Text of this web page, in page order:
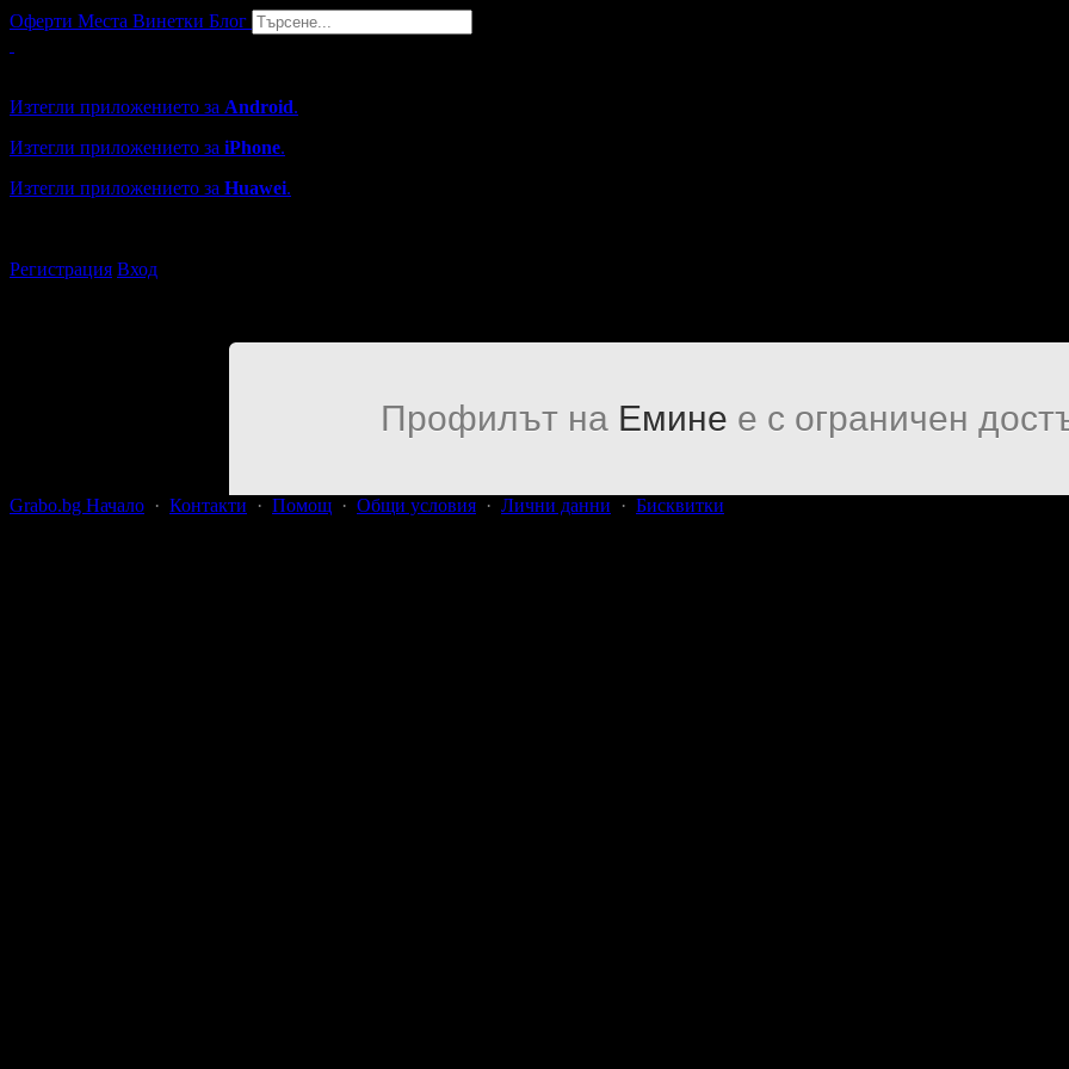
Оферти Места Винетки Блог
Изтегли приложението за Android.
Изтегли приложението за iPhone.
Изтегли приложението за Huawei.
Регистрация Вход
Профилът на Емине е с ограничен
Grabo.bg Начало · Контакти · Помощ · Общи условия · Лични данни · Бисквитки